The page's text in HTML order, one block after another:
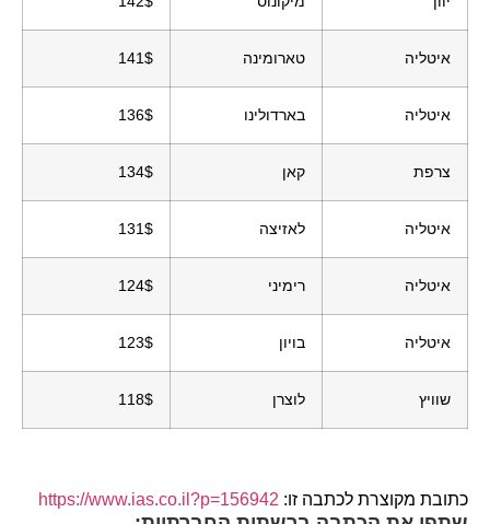
איטליה טארומינה 141$
איטליה בארדולינו 136$
צרפת קאן 134$
איטליה לאזיצה 131$
איטליה רימיני 124$
איטליה בויון 123$
שוויץ לוצרן 118$
כתובת מקוצרת לכתבה זו: https://www.ias.co.il?p=156942